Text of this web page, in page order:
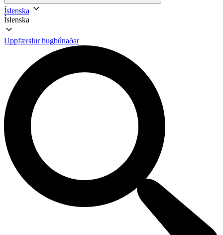
Íslenska
Íslenska
Uppfærslur hugbúnaðar